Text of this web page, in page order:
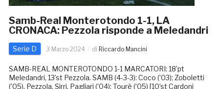
Samb-Real Monterotondo 1-1, LA
CRONACA: Pezzola risponde a Meledandri
Serie D 3 Marzo 2024 di Riccardo Mancini
SAMB-REAL MONTEROTONDO 1-1 MARCATORI: 18’pt
Meledandri, 13’st Pezzola. SAMB (4-3-3): Coco (’03); Zoboletti
(’05), Pezzola, Sirri, Pagliari (’04); Tourè (’05) [10’st Cardoni